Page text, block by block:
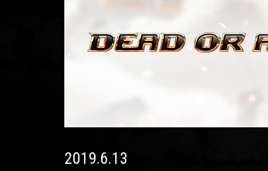
2019.6.13